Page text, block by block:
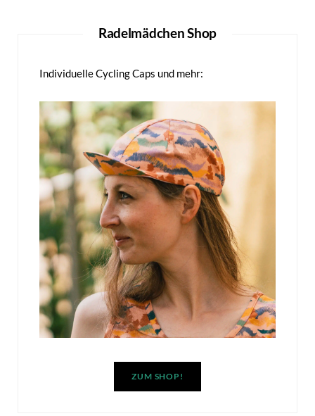
Radelmädchen Shop
Individuelle Cycling Caps und mehr:
ZUM SHOP!